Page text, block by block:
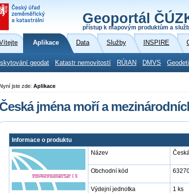
Geoportál
přístup k mapovým produktům a
Aplikace Data Služby INSPIRE
geodat Katastr nemovitostí RÚIAN DMVS
jste zde: Aplikace
Česká jména moří a
Informace o produktu
Název
Obchodní kód
Výdejní jednotka 1 ks